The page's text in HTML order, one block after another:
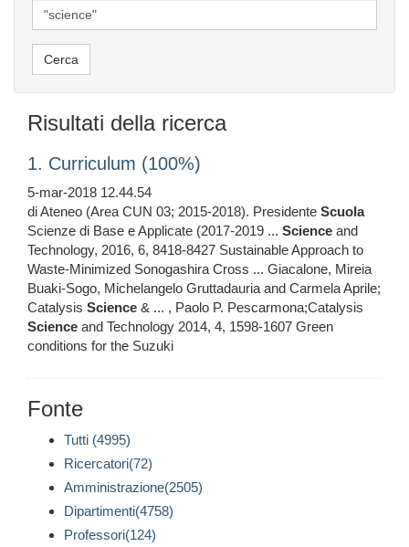
Risultati della ricerca
1. Curriculum (100%)
5-mar-2018 12.44.54
di Ateneo (Area CUN 03; 2015-2018). Presidente Scuola
Scienze di Base e Applicate (2017-2019 ... Science and
Technology, 2016, 6, 8418-8427 Sustainable Approach to
Waste-Minimized Sonogashira Cross ... Giacalone, Mireia
Buaki-Sogo, Michelangelo Gruttadauria and Carmela Aprile;
Catalysis Science & ... , Paolo P. Pescarmona;Catalysis
Science and Technology 2014, 4, 1598-1607 Green
conditions for the Suzuki
Fonte
Tutti (4995)
Ricercatori(72)
Amministrazione(2505)
Dipartimenti(4758)
Professori(124)